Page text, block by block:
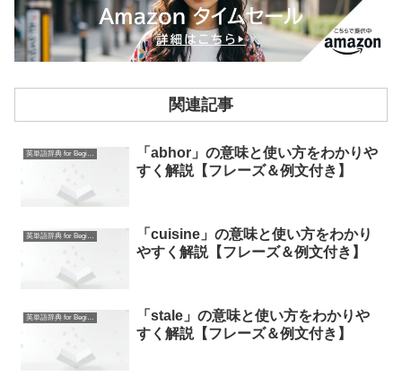
関連記事
英単語辞典 for Beginners
「abhor」の意味と使い方をわかりや
すく解説【フレーズ＆例文付き】
英単語辞典 for Beginners
「cuisine」の意味と使い方をわかり
やすく解説【フレーズ＆例文付き】
英単語辞典 for Beginners
「stale」の意味と使い方をわかりや
すく解説【フレーズ＆例文付き】